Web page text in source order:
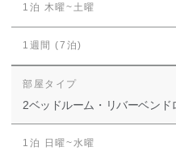
2ベッドルーム・リバーベンド